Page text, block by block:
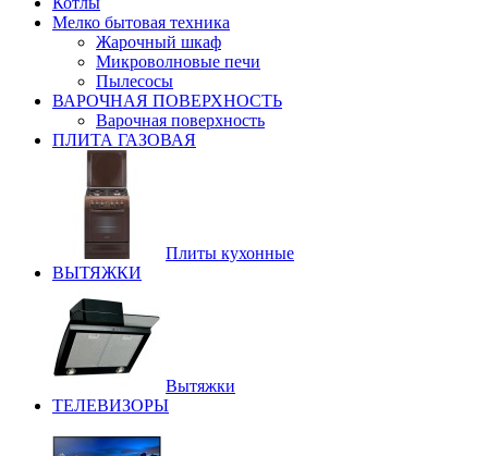
Мелко бытовая техника
Жарочный шкаф
Микроволновые печи
Пылесосы
ВАРОЧНАЯ ПОВЕРХНОСТЬ
Варочная поверхность
ПЛИТА ГАЗОВАЯ
Плиты кухонные
ВЫТЯЖКИ
Вытяжки
ТЕЛЕВИЗОРЫ